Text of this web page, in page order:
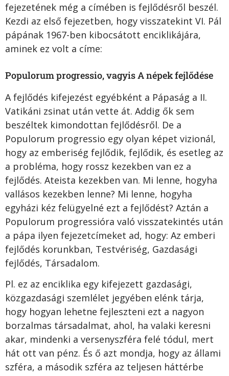
fejezetének még a címében is fejlődésről beszél.
Kezdi az első fejezetben, hogy visszatekint VI. Pál
pápának 1967-ben kibocsátott enciklikájára,
aminek ez volt a címe:
Populorum progressio, vagyis A népek fejlődése
A fejlődés kifejezést egyébként a Pápaság a II.
Vatikáni zsinat után vette át. Addig ők sem
beszéltek kimondottan fejlődésről. De a
Populorum progressio egy olyan képet vizionál,
hogy az emberiség fejlődik, fejlődik, és esetleg az
a probléma, hogy rossz kezekben van ez a
fejlődés. Ateista kezekben van. Mi lenne, hogyha
vallásos kezekben lenne? Mi lenne, hogyha
egyházi kéz felügyelné ezt a fejlődést? Aztán a
Populorum progressióra való visszatekintés után
a pápa ilyen fejezetcímeket ad, hogy: Az emberi
fejlődés korunkban, Testvériség, Gazdasági
fejlődés, Társadalom.
Pl. ez az enciklika egy kifejezett gazdasági,
közgazdasági szemlélet jegyében elénk tárja,
hogy hogyan lehetne fejleszteni ezt a nagyon
borzalmas társadalmat, ahol, ha valaki keresni
akar, mindenki a versenyszféra felé tódul, mert
hát ott van pénz. És ő azt mondja, hogy az állami
szféra, a második szféra az teljesen háttérbe